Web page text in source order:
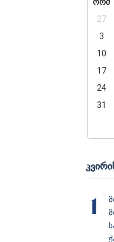
27
3
10
17
24
31
1